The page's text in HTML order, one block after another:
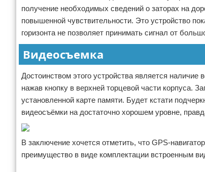
получение необходимых сведений о заторах на
повышенной чувствительности. Это устройство
горизонта не позволяет принимать сигнал от
Видеосъемка
Достоинством этого устройства является наличие
нажав кнопку в верхней торцевой части корпуса.
установленной карте памяти. Будет кстати
видеосъёмки на достаточно хорошем уровне,
В заключение хочется отметить, что GPS-
преимущество в виде комплектации встроенным